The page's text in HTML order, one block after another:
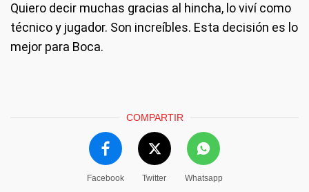
Quiero decir muchas gracias al hincha, lo viví como
técnico y jugador. Son increíbles. Esta decisión es lo
mejor para Boca.
COMPARTIR
Facebook Twitter Whatsapp